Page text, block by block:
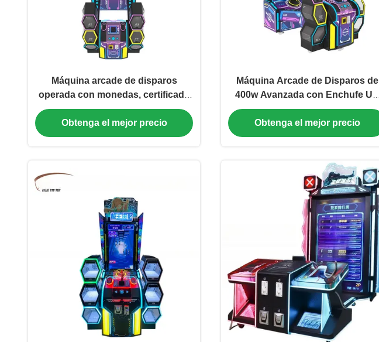
Máquina arcade de disparos
operada con monedas, certificado
CE para centros de entretenimiento
Obtenga el mejor precio
Máquina Arcade de Disparos de
400w Avanzada con Enchufe US
Certificado CE
Obtenga el mejor precio